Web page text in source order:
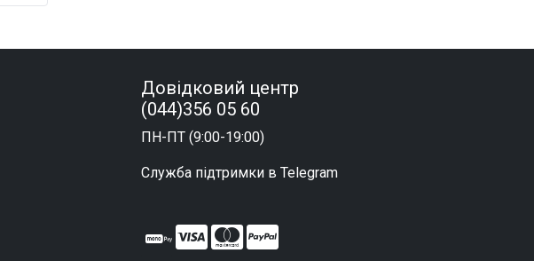
Довідковий центр
(044)356 05 60
ПН-ПТ (9:00-19:00)
Служба підтримки в Telegram